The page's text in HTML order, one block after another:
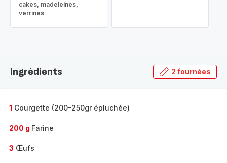
cakes, madeleines,
verrines
Ingrédients 2 fournées
1 Courgette (200-250gr épluchée)
200 g Farine
3 Œufs